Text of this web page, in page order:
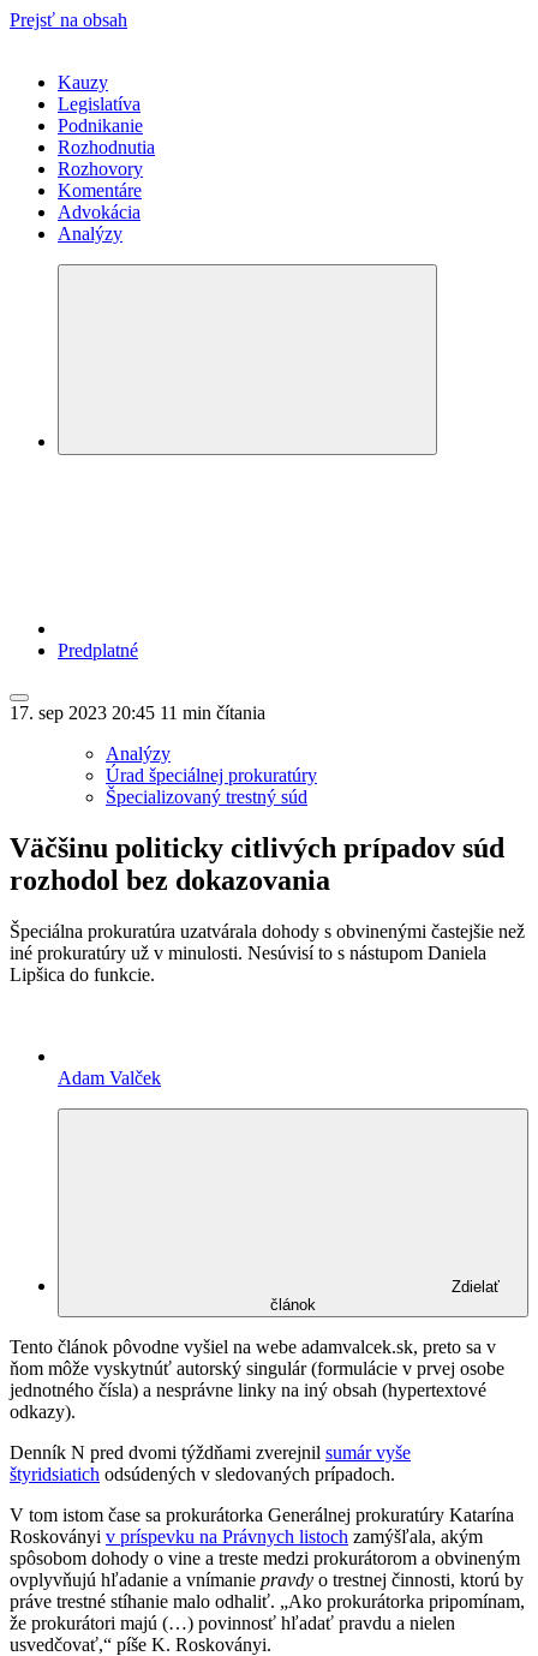
Prejsť na obsah
Kauzy
Legislatíva
Podnikanie
Rozhodnutia
Rozhovory
Komentáre
Advokácia
Analýzy
Predplatné
17. sep 2023 20:45 11 min čítania
Analýzy
Úrad špeciálnej prokuratúry
Špecializovaný trestný súd
Väčšinu politicky citlivých prípadov súd
rozhodol bez dokazovania
Špeciálna prokuratúra uzatvárala dohody s obvinenými častejšie než
iné prokuratúry už v minulosti. Nesúvisí to s nástupom Daniela
Lipšica do funkcie.
Adam Valček
Zdielať
článok
Tento článok pôvodne vyšiel na webe adamvalcek.sk, preto sa v
ňom môže vyskytnúť autorský singulár (formulácie v prvej osobe
jednotného čísla) a nesprávne linky na iný obsah (hypertextové
odkazy).
Denník N pred dvomi týždňami zverejnil sumár vyše
štyridsiatich odsúdených v sledovaných prípadoch.
V tom istom čase sa prokurátorka Generálnej prokuratúry Katarína
Roskoványi v príspevku na Právnych listoch zamýšľala, akým
spôsobom dohody o vine a treste medzi prokurátorom a obvineným
ovplyvňujú hľadanie a vnímanie pravdy o trestnej činnosti, ktorú by
práve trestné stíhanie malo odhaliť. „Ako prokurátorka pripomínam,
že prokurátori majú (…) povinnosť hľadať pravdu a nielen
usvedčovať,“ píše K. Roskoványi.